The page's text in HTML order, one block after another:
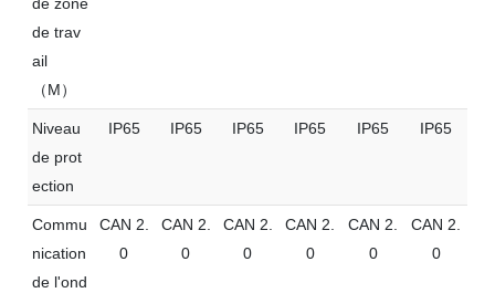
de trav
ail
（M）
Niveau
de prot
ection
IP65 IP65 IP65 IP65 IP65 IP65
Commu
nication
de l'ond
CAN 2.
0
CAN 2.
0
CAN 2.
0
CAN 2.
0
CAN 2.
0
CAN 2.
0